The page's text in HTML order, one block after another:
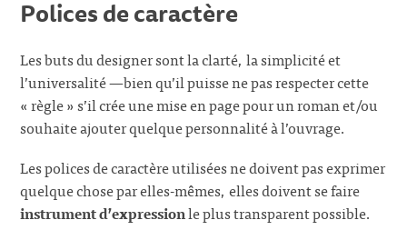
Polices de caractère
Les buts du designer sont la clarté, la simplicité et
l’universalité —bien qu’il puisse ne pas respecter cette
« règle » s’il crée une mise en page pour un roman et/ou
souhaite ajouter quelque personnalité à l’ouvrage.
Les polices de caractère utilisées ne doivent pas exprimer
quelque chose par elles-mêmes, elles doivent se faire
instrument d’expressionle plus transparent possible.